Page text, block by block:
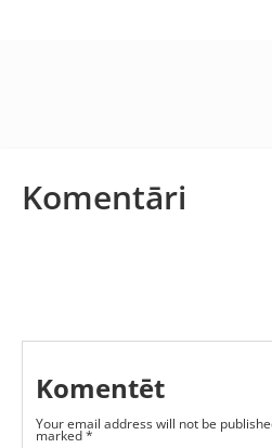
Komentāri
Komentēt
Your email address will not be
marked*